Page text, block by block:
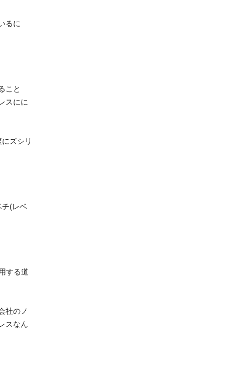
るに
こと
スにに
ズシリ
チ(レベ
する道
社のノ
スなん